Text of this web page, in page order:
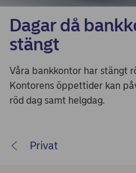
Dagar då
stängt
Våra bankkontor har stängt
Kontorens öppettider kan
röd dag samt helgdag.
Privat